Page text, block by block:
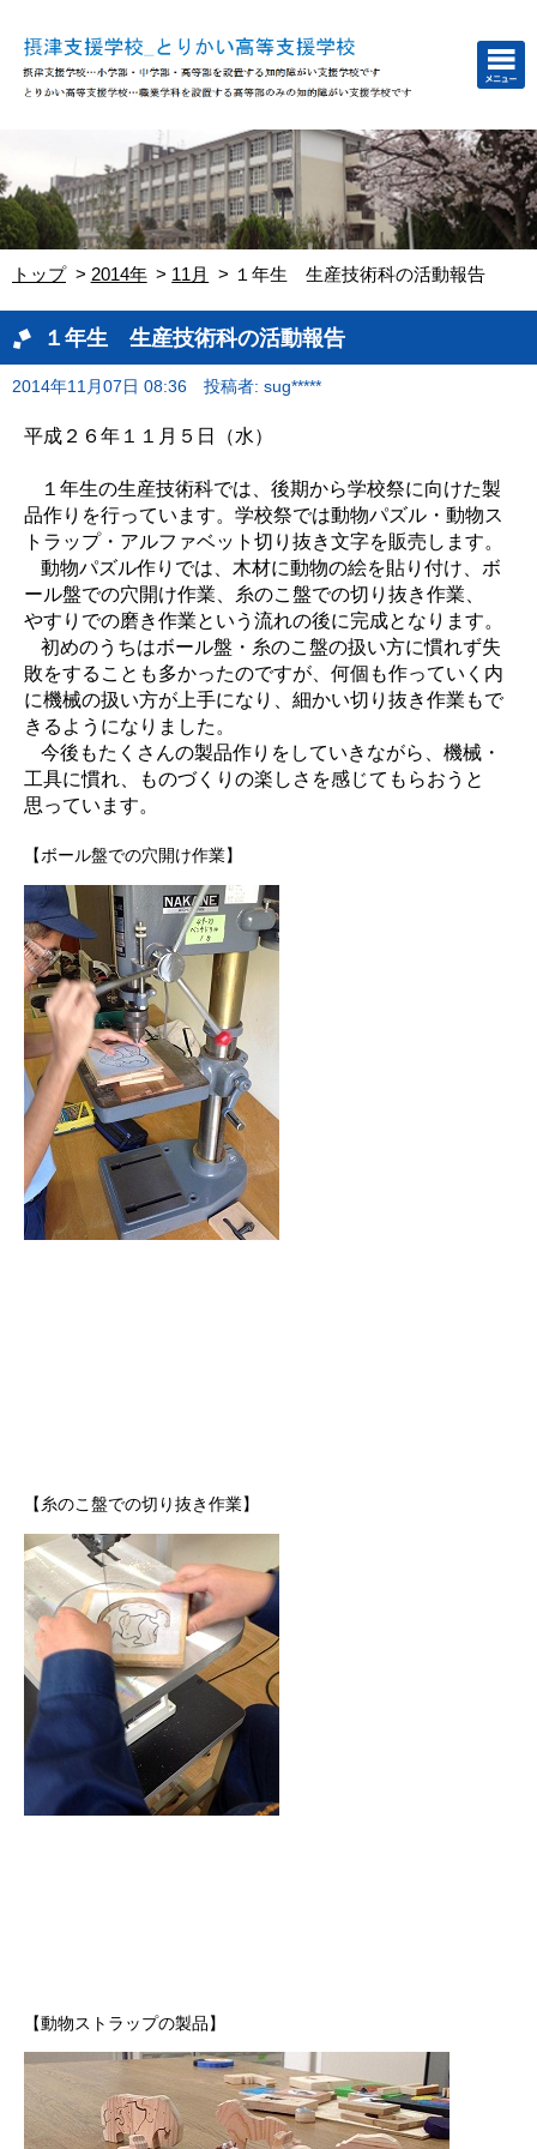
トップ 2014年 11月 １年生 生産技術科の活動報告
１年生 生産技術科の活動報告
2014年11月07日 08:36 投稿者: sug*****
平成２６年１１月５日（水）
１年生の生産技術科では、後期から学校祭に向けた製
品作りを行っています。学校祭では動物パズル・動物ス
トラップ・アルファベット切り抜き文字を販売します。
動物パズル作りでは、木材に動物の絵を貼り付け、ボ
ール盤での穴開け作業、糸のこ盤での切り抜き作業、
やすりでの磨き作業という流れの後に完成となります。
初めのうちはボール盤・糸のこ盤の扱い方に慣れず失
敗をすることも多かったのですが、何個も作っていく内
に機械の扱い方が上手になり、細かい切り抜き作業もで
きるようになりました。
今後もたくさんの製品作りをしていきながら、機械・
工具に慣れ、ものづくりの楽しさを感じてもらおうと
思っています。
【ボール盤での穴開け作業】
【糸のこ盤での切り抜き作業】
【動物ストラップの製品】